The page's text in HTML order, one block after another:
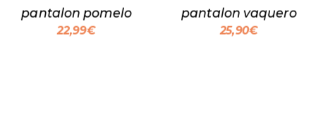
pantalon pomelo
22,99€
pantalon vaquero
25,90€